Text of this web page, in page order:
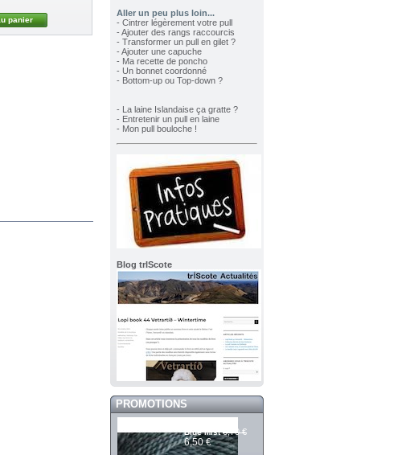
Aller un peu plus loin...
- Cintrer légèrement votre pull
- Ajouter des rangs raccourcis
- Transformer un pull en gilet ?
- Ajouter une capuche
- Ma recette de poncho
- Un bonnet coordonné
- Bottom-up ou Top-down ?
- La laine Islandaise ça gratte ?
- Entretenir un pull en laine
- Mon pull bouloche !
Blog trIScote
PROMOTIONS
Blue Mist 6,70 €
6,50 €